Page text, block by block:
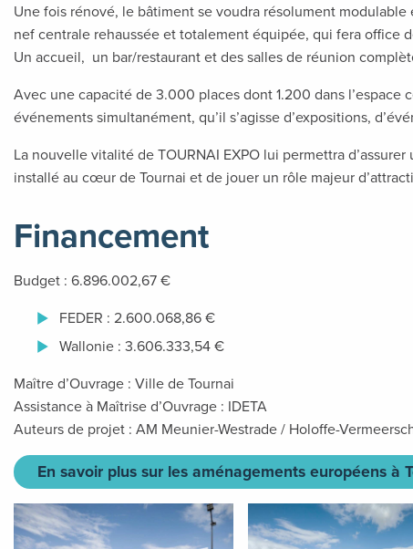
Une fois rénové, le bâtiment se voudra résolument
nef centrale rehaussée et totalement équipée, qui fera office
Un accueil, un bar/restaurant et des salles de réunion
Avec une capacité de 3.000 places dont 1.200 dans
événements simultanément, qu’il s’agisse d’expositions,
La nouvelle vitalité de TOURNAI EXPO lui permettra
installé au cœur de Tournai et de jouer un rôle majeur
Financement
Budget : 6.896.002,67 €
FEDER : 2.600.068,86 €
Wallonie : 3.606.333,54 €
Maître d’Ouvrage : Ville de Tournai
Assistance à Maîtrise d’Ouvrage : IDETA
Auteurs de projet : AM Meunier-Westrade / Holoffe-
En savoir plus sur les aménagements européens à